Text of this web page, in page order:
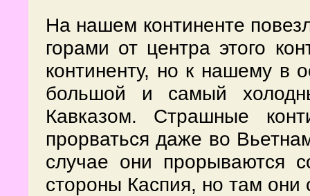
На нашем континенте
горами от центра этого
континенту, но к нашему в
большой и самый
Кавказом. Страшные
прорваться даже во
случае они прорываются
стороны Каспия, но там они